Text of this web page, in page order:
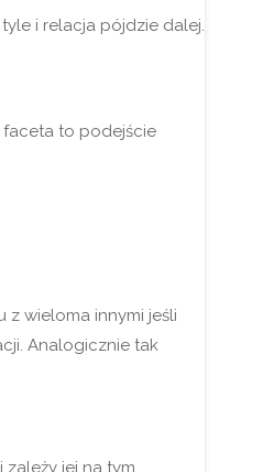
i relacja pójdzie dalej.
faceta to podejście
z wieloma innymi jeśli
Analogicznie tak
jej na tym